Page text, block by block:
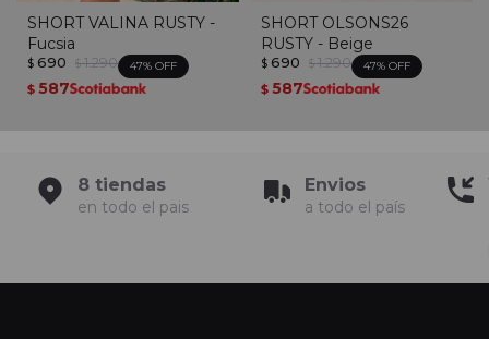
SHORT VALINA RUSTY -
Fucsia
$ 690 $ 1.290 47
$ 587
SHORT OLSONS26
RUSTY - Beige
$ 690 $ 1.290 47
$ 587
8 tiendas
en todo el pais
Envios
a todo el país